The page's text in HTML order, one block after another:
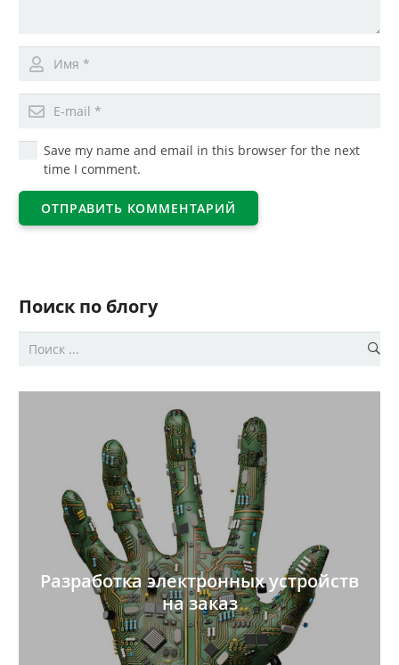
Save my name and email in this browser for the next
time I comment.
ОТПРАВИТЬ КОММЕНТАРИЙ
Поиск по блогу
Разработка электронных устройств
на заказ